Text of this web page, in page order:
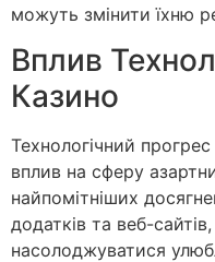
можуть змінити їхню
Вплив
Казино
Технологічний прогрес
вплив на сферу
найпомітніших
додатків та веб-
насолоджуватися